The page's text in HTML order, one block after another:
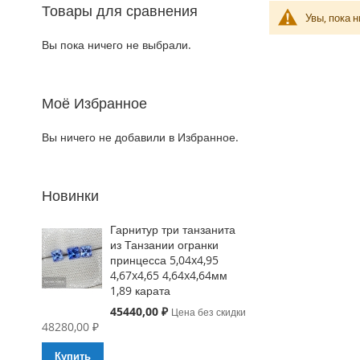
Увы, пока
Товары для сравнения
Вы пока ничего не выбрали.
Моё Избранное
Вы ничего не добавили в Избранное.
Новинки
Гарнитур три танзанита
из Танзании огранки
принцесса 5,04x4,95
4,67x4,65 4,64x4,64мм
1,89 карата
Special
45440,00 ₽ Цена без скидки
48280,00 ₽
Купить